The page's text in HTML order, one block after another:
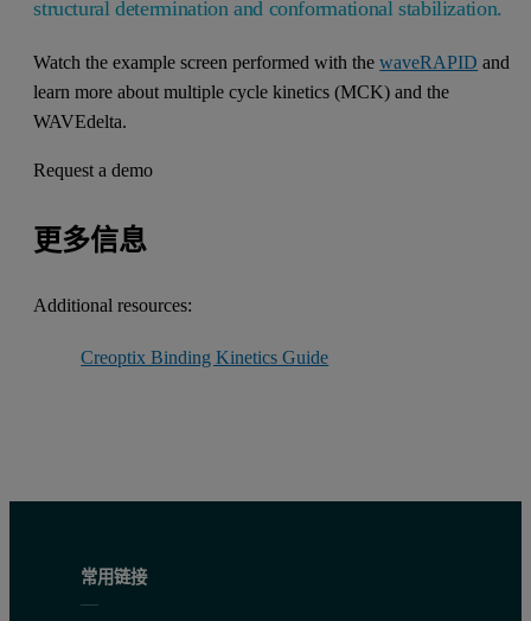
structural determination and conformational stabilization.
Watch the example screen performed with thewaveRAPID and
learn more about multiple cycle kinetics (MCK) and the
WAVEdelta.
Request a demo
更多信息
Additional resources:
Creoptix Binding Kinetics Guide
常用链接